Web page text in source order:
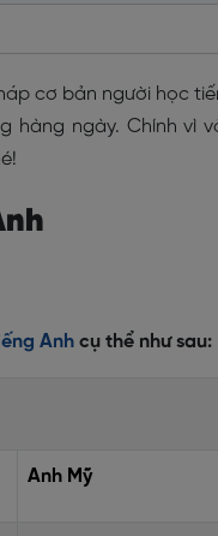
cơ bản người học
hàng ngày. Chính vì
Anh cụ thể như sau:
Anh Mỹ